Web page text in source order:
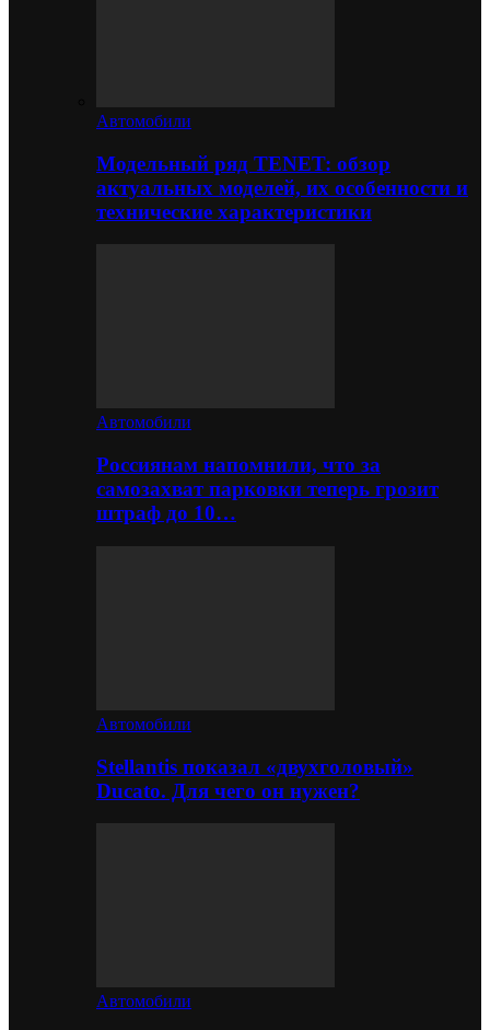
Автомобили
Модельный ряд TENET: обзор
актуальных моделей, их особенности и
технические характеристики
Автомобили
Россиянам напомнили, что за
самозахват парковки теперь грозит
штраф до 10…
Автомобили
Stellantis показал «двухголовый»
Ducato. Для чего он нужен?
Автомобили